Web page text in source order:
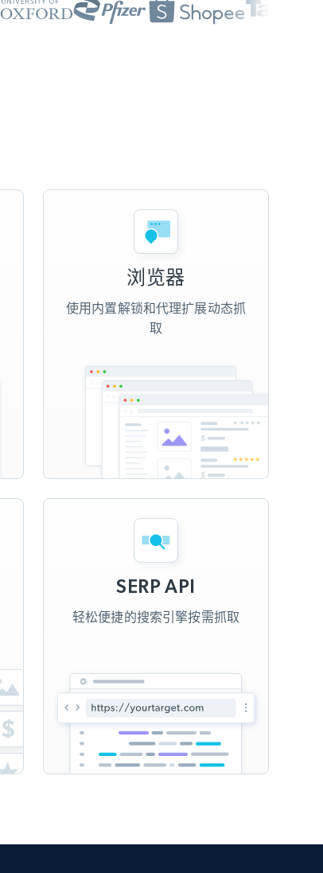
浏览器
使用内置解锁和代理扩展动态抓
取
SERP API
轻松便捷的搜索引擎按需抓取